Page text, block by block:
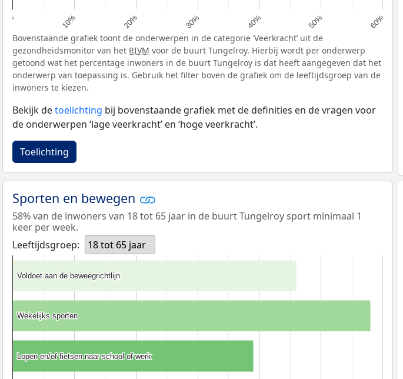
0% 10% 20% 30% 40% 50% 60%
Bovenstaande grafiek toont de onderwerpen in de categorie ‘Veerkracht’ uit de
gezondheidsmonitor van het RIVM voor de buurt Tungelroy. Hierbij wordt per onderwerp
getoond wat het percentage inwoners in de buurt Tungelroy is dat heeft aangegeven dat het
onderwerp van toepassing is. Gebruik het filter boven de grafiek om de leeftijdsgroep van de
inwoners te kiezen.
Bekijk detoelichting bij bovenstaande grafiek met de definities en de vragen voor
de onderwerpen ‘lage veerkracht’ en ‘hoge veerkracht’.
Toelichting
Sporten en bewegen
58% van de inwoners van 18 tot 65 jaar in de buurt Tungelroy sport minimaal 1
keer per week.
Leeftijdsgroep:
18 tot 65 jaar
Voldoet aan de beweegrichtlijn
Voldoet aan de beweegrichtlijn
Wekelijks sporten
Wekelijks sporten
Lopen en/of fietsen naar school of werk
Lopen en/of fietsen naar school of werk